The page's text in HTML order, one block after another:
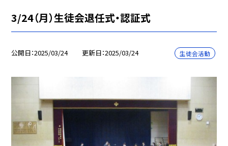
3/24（月）生徒会退任式・認証式
公開日 2025/03/24 更新日 2025/03/24 生徒会活動